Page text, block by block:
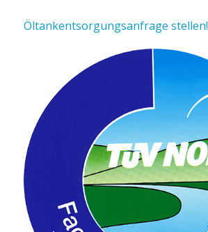
Öltankentsorgungsanfrage stellen!